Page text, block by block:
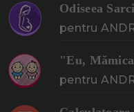
Odiseea
pentru
"Eu,
pentru